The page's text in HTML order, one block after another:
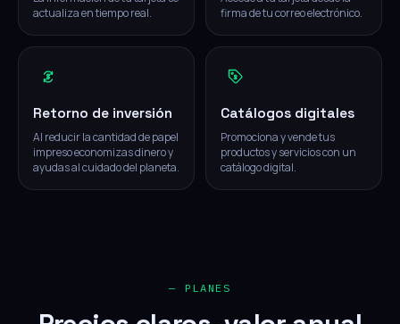
actualiza en tiempo real.
firma de tu correo electrónico.
Retorno de inversión
Al reducir la cantidad de papel
impreso economizas dinero y
ayudas al cuidado del planeta.
Catálogos digitales
Promociona y vende tus
productos y servicios con un
catálogo digital.
— PLANES